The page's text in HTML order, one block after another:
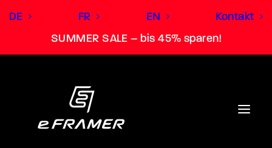
SUMMER SALE – bis 45% sparen!
DE FR EN Kontakt